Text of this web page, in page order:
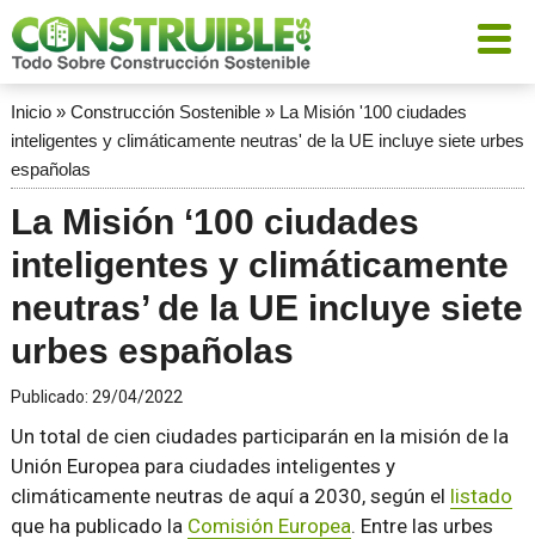
Inicio» Construcción Sostenible» La Misión '100 ciudades
inteligentes y climáticamente neutras' de la UE incluye siete urbes
españolas
La Misión ‘100 ciudades
inteligentes y climáticamente
neutras’ de la UE incluye siete
urbes españolas
Publicado: 29/04/2022
Un total de cien ciudades participarán en la misión de la
Unión Europea para ciudades inteligentes y
climáticamente neutras de aquí a 2030, según el listado
que ha publicado la Comisión Europea. Entre las urbes